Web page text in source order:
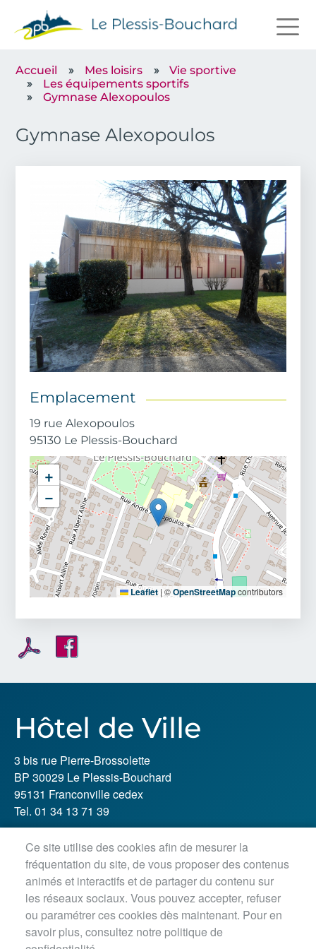
Accueil Mes loisirs
Vie sportive
Les équipements sportifs
Gymnase Alexopoulos
Gymnase Alexopoulos
Emplacement
Adresse
19 rue Alexopoulos
Code postal
95130
Ville
Le Plessis-Bouchard
+
−
Leaflet |©OpenStreetMapcontributors
Hôtel de Ville
3 bis rue Pierre-Brossolette
BP 30029 Le Plessis-Bouchard
95131 Franconville cedex
Tel. 01 34 13 71 39
Horaires d'ouverture :
Lundi, jeudi, vendredi : 8h30-12h / 13h30-18h
Mardi : 8h30-12h / 13h30-18h45
Mercredi matin : 8h30-12h45
Ce site utilise des cookies afin de mesurer la
fréquentation du site, de vous proposer des contenus
animés et interactifs et de partager du contenu sur
les réseaux sociaux. Vous pouvez accepter, refuser
ou paramétrer ces cookies dès maintenant. Pour en
savoir plus, consultez notre politique de